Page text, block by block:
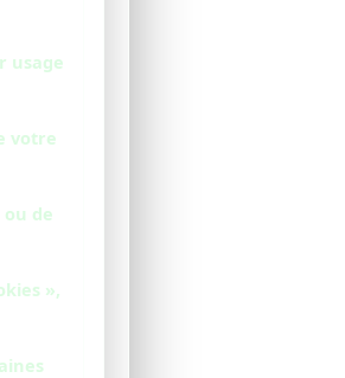
usage
votre
de
»,